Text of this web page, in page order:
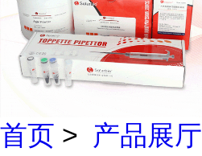
首页 > 产品展厅